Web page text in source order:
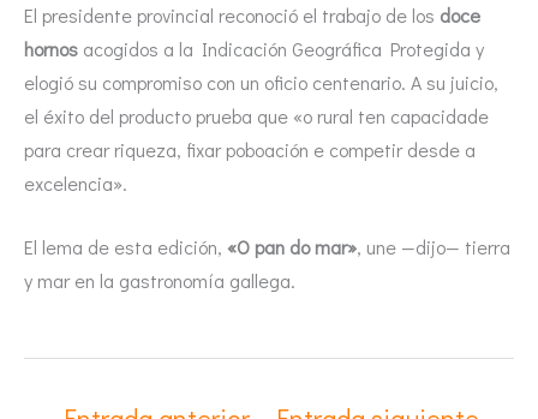
El presidente provincial reconoció el trabajo de los doce
hornos acogidos a la Indicación Geográfica Protegida y
elogió su compromiso con un oficio centenario. A su juicio,
el éxito del producto prueba que «o rural ten capacidade
para crear riqueza, fixar poboación e competir desde a
excelencia».
El lema de esta edición, «O pan do mar», une —dijo— tierra
y mar en la gastronomía gallega.